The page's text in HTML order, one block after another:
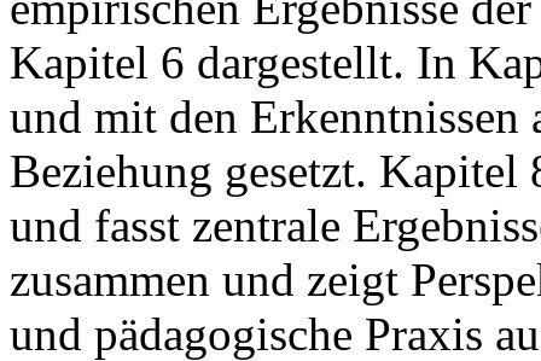
Kapitel 6 dargestellt. In
und mit den
Beziehung gesetzt.
und fasst zentrale
zusammen und zeigt
und pädagogische Praxis